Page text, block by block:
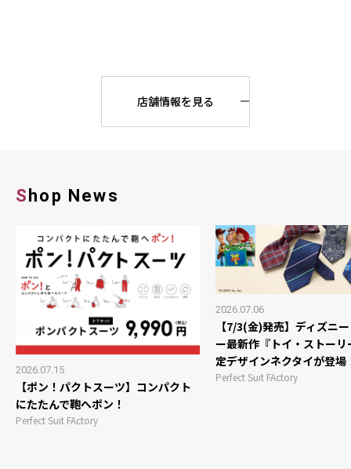
店舗情報を見る
Shop News
2026.07.15
【ポン！パクトスーツ】コンパクト
にたたんで鞄へポン！
Perfect Suit FActory
2026.07.06
【7/3(金)発売】ディズニ
ー最新作『トイ・ストーリ
定デザインネクタイが登場
Perfect Suit FActory